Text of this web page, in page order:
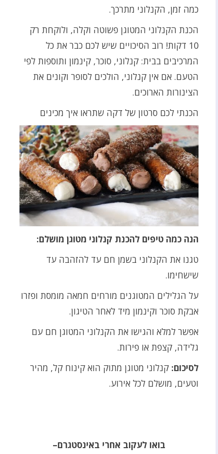
כמה זמן, הקנלוני מתרכך.
הכנת הקנלוני המטוגן פשוטה וקלה, ולוקחת רק
10 דקות! רוב הסיכויים שיש לכם כבר את כל
המרכיבים בבית: קנלוני, סוכר, קינמון ותוספות לפי
הטעם. אם אין קנלוני, הולכים לסופר וקונים את
הצינורות הארוכים.
הכנתי לכם סרטון של דקה שתראו איך מכינים
הנה כמה טיפים להכנת קנלוני מטוגן מושלם:
טגנו את הקנלוני בשמן חם עד להזהבה עד
שישחימו.
על הגלילים המטוגנים מורחים חמאה מומסת ופזרו
אבקת סוכר וקינמון מיד לאחר הטיגון.
אפשר למלא והגישו את הקנלוני המטוגן חם עם
גלידה, קצפת או פירות.
לסיכום: קנלוני מטוגן מתוק הוא קינוח קל, מהיר
וטעים, מושלם לכל אירוע.
בואו לעקוב אחרי באינסטגרם–